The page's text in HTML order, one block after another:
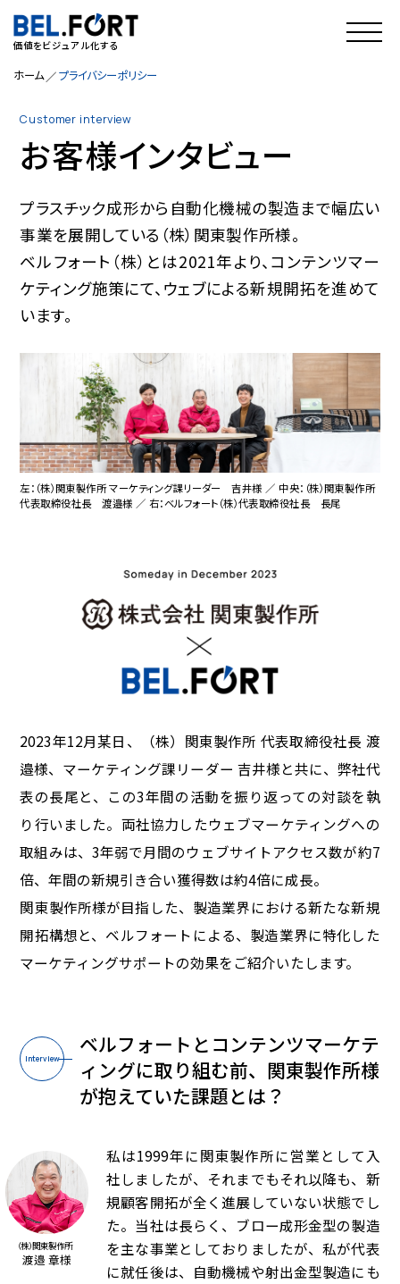
価値をビジュアル化する
ホーム プライバシーポリシー
Customer interview
お客様インタビュー
プラスチック成形から自動化機械の製造まで幅広い
事業を展開している（株）関東製作所様。
ベルフォート（株）とは2021年より、コンテンツマー
ケティング施策にて、ウェブによる新規開拓を進めて
います。
左：（株）関東製作所 マーケティング課リーダー 吉井様 ／ 中央：（株）関東製作所
代表取締役社長 渡邉様 ／ 右：ベルフォート（株）代表取締役社長 長尾
2023年12月某日、（株）関東製作所 代表取締役社長 渡
邉様、マーケティング課リーダー 吉井様と共に、弊社代
表の長尾と、この3年間の活動を振り返っての対談を執
り行いました。両社協力したウェブマーケティングへの
取組みは、3年弱で月間のウェブサイトアクセス数が約7
倍、年間の新規引き合い獲得数は約4倍に成長。
関東製作所様が目指した、製造業界における新たな新規
開拓構想と、ベルフォートによる、製造業界に特化した
マーケティングサポートの効果をご紹介いたします。
Interview
ベルフォートとコンテンツマーケテ
ィングに取り組む前、 関東製作所様
が抱えていた課題とは？
（株）関東製作所
渡邉 章様
私は1999年に関東製作所に営業として入
社しましたが、それまでもそれ以降も、新
規顧客開拓が全く進展していない状態でし
た。当社は長らく、ブロー成形金型の製造
を主な事業としておりましたが、私が代表
に就任後は、自動機械や射出金型製造にも